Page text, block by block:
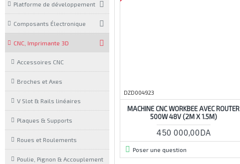
Platforme de développement
Composants Électronique
CNC, Imprimante 3D
Accessoires CNC
Broches et Axes
V Slot & Rails linéaires
Plaques & Supports
Roues et Roulements
Poulie, Pignon & Accouplement
DZD004923
MACHINE CNC WORKBEE AVEC ROUTER
500W 48V (2M X 1.5M)
450 000,00DA
Poser une question